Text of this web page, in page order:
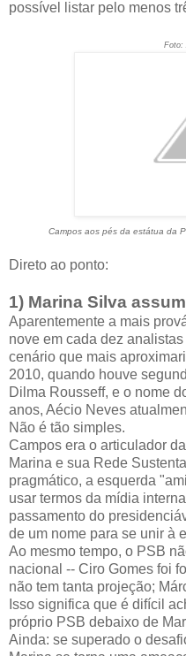
possível listar pelo menos
Foto:
Campos aos pés da estátua da
Direto ao ponto:
1) Marina Silva
Aparentemente a mais
nove em cada dez
cenário que mais
2010, quando houve
Dilma Rousseff, e o nome
anos, Aécio Neves
Não é tão simples.
Campos era o articulador
Marina e sua Rede
pragmático, a esquerda
usar termos da mídia
passamento do
de um nome para se unir à
Ao mesmo tempo, o PSB
nacional -- Ciro Gomes foi
não tem tanta projeção;
Isso significa que é difícil
próprio PSB debaixo de
Ainda: se superado o